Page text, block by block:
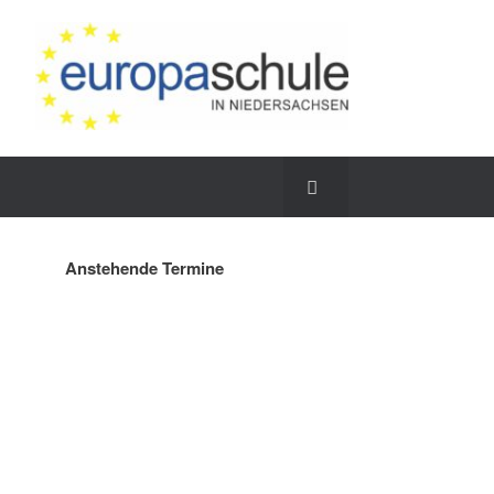
Anstehende Termine